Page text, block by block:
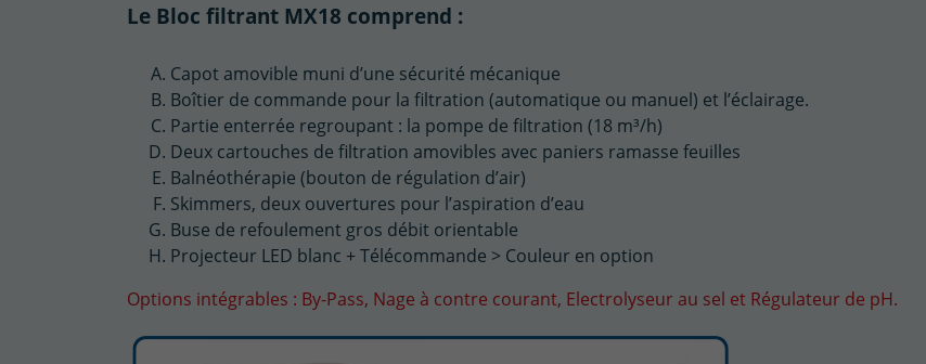
Le Bloc filtrant MX18 comprend :
Capot amovible muni d’une sécurité mécanique
Boîtier de commande pour la filtration (automatique ou manuel) et l’éclairage.
Partie enterrée regroupant : la pompe de filtration (18 m³/h)
Deux cartouches de filtration amovibles avec paniers ramasse feuilles
Balnéothérapie (bouton de régulation d’air)
Skimmers, deux ouvertures pour l’aspiration d’eau
Buse de refoulement gros débit orientable
Projecteur LED blanc + Télécommande > Couleur en option
Options intégrables : By-Pass, Nage à contre courant, Electrolyseur au sel et Régulateur de pH.